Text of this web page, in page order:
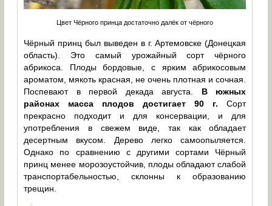
Цвет Чёрного принца достаточно далёк от чёрного
Чёрный принц был выведен в г. Артемовске (Донецкая
область). Это самый урожайный сорт чёрного
абрикоса. Плоды бордовые, с ярким абрикосовым
ароматом, мякоть красная, не очень плотная и сочная.
Поспевают в первой декада августа. В южных
районах масса плодов достигает 90 г. Сорт
прекрасно подходит и для консервации, и для
употребления в свежем виде, так как обладает
десертным вкусом. Дерево легко самоопыляется.
Однако по сравнению с другими сортами Чёрный
принц менее морозоустойчив, плоды обладают слабой
транспортабельностью, склонны к образованию
трещин.